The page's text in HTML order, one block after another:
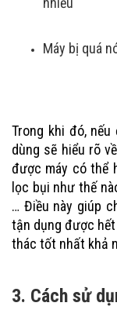
Máy bị quá
Trong khi đó,
dùng sẽ hiểu rõ
được máy có thể
lọc bụi như thế
… Điều này giúp
tận dụng được
thác tốt nhất khả
3. Cách sử